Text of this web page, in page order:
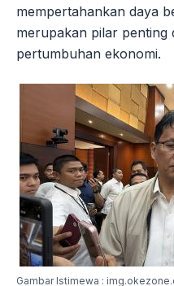
mempertahankan daya
merupakan pilar penting
pertumbuhan ekonomi.
Gambar Istimewa :